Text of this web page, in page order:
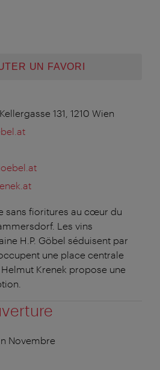
UN FAVORI
131, 1210 Wien
sans fioritures au cœur du
Les vins
H.P. Göbel séduisent par
une place centrale
Krenek propose une
Novembre